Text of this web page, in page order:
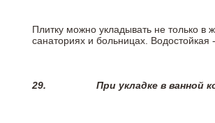
Плитку можно укладывать не только
санаториях и больницах.
29. При укладке в ванной